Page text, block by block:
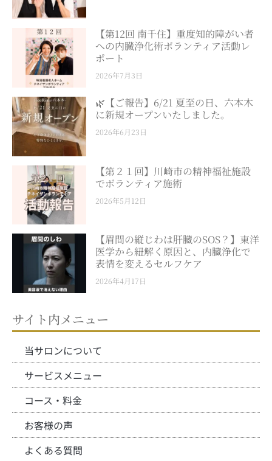
【第12回 南千住】重度知的障がい者
への内臓浄化術ボランティア活動レ
ポート
2026年7月3日
🌿【ご報告】6/21 夏至の日、六本木
に新規オープンいたしました。
2026年6月23日
【第２１回】川崎市の精神福祉施設
でボランティア施術
2026年5月12日
【眉間の縦じわは肝臓のSOS？】東洋
医学から紐解く原因と、内臓浄化で
表情を変えるセルフケア
2026年4月17日
サイト内メニュー
当サロンについて
サービスメニュー
コース・料金
お客様の声
よくある質問